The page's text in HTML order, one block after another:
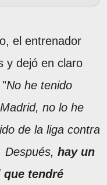
el entrenador
y dejó en claro
"No he tenido
no lo he
de la liga contra
Después, hay un
que tendré